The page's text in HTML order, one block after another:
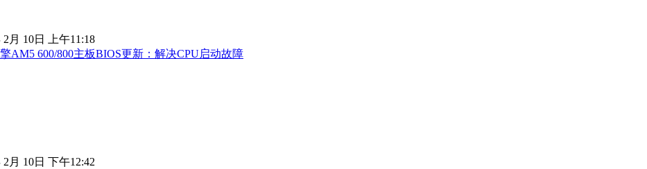
2月 10日 上午11:18
AM5 600/800主板BIOS更新：解决CPU启动故障
2月 10日 下午12:42